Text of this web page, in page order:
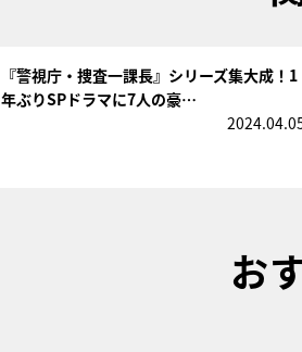
『警視庁・捜査一課長』シリーズ集大成！1
年ぶりSPドラマに7人の豪…
お